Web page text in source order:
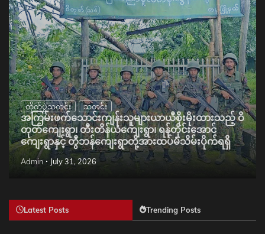
တိုက်ပွဲသတင်း သတင်း
အကြမ်းဖက်သောင်းကျန်းသူများယာယီစိုးမိုးထားသည့် ဝိ
တုတ်ကျေးရွာ၊ တီးတိန်ယံကျေးရွာ၊ ရန်တိုင်းအောင်
ကျေးရွာနှင့် တွီဘန်ကျေးရွာတို့အားထပ်မံသိမ်းပိုက်ရရှိ
Admin July 31, 2026
Latest Posts Trending Posts